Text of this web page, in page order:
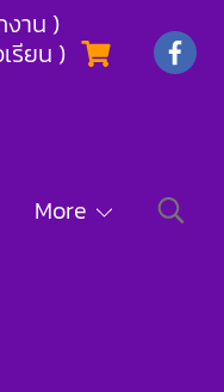
าน )
รียน )
More